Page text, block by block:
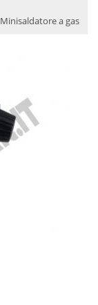
Minisaldatore a gas